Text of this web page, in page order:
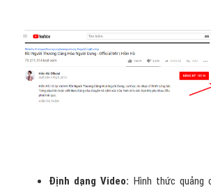
Định dạng Video: Hình thức quảng